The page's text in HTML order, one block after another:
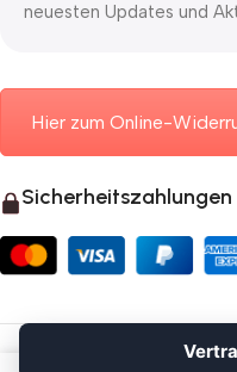
neuesten Updates und
Hier zum Online-
Sicherheitszahlungen
© 2026